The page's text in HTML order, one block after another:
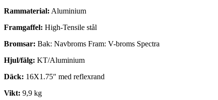
Rammaterial: Aluminium
Framgaffel: High-Tensile stål
Bromsar: Bak: Navbroms Fram: V-broms Spectra
Hjul/fälg: KT/Aluminium
Däck: 16X1.75″ med reflexrand
Vikt: 9,9 kg